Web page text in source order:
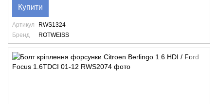
Купити
Артикул
RWS1324
Бренд
ROTWEISS